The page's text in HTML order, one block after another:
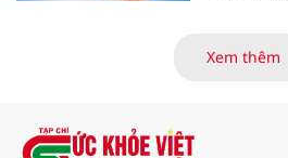
cường
quy trình
Xem thêm